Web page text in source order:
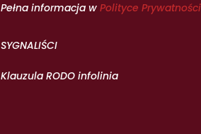
Pełna informacja wPolityce
SYGNALIŚCI
Klauzula RODO infolinia